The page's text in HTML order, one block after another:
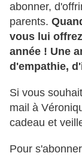
abonner,
parents.
vous lui
année ! Une
d'empathie,
Si vous
mail à
cadeau et
Pour